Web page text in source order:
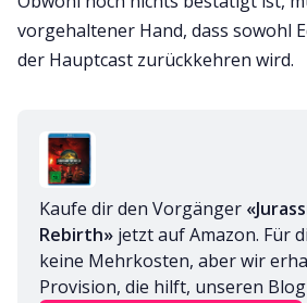
vorgehaltener Hand, dass sowohl
der Hauptcast zurückkehren wird.
Kaufe dir den Vorgänger
Rebirth» jetzt auf Amazon. Für
keine Mehrkosten, aber wir
Provision, die hilft, unseren